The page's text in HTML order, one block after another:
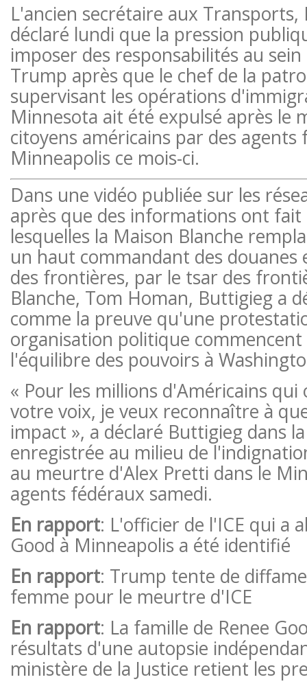
L'ancien secrétaire aux Transports,
déclaré lundi que la pression
imposer des responsabilités au
Trump après que le chef de la
supervisant les opérations
Minnesota ait été expulsé après le
citoyens américains par des agents
Minneapolis ce mois-ci.
Dans une vidéo publiée sur les
après que des informations ont fait
lesquelles la Maison Blanche
un haut commandant des douanes
des frontières, par le tsar des
Blanche, Tom Homan, Buttigieg a
comme la preuve qu'une
organisation politique
l'équilibre des pouvoirs à
« Pour les millions d'Américains
votre voix, je veux reconnaître à
impact », a déclaré Buttigieg dans
enregistrée au milieu de
au meurtre d'Alex Pretti dans le
agents fédéraux samedi.
En rapport: L'officier de l'ICE qui a
Good à Minneapolis a été identifié
En rapport: Trump tente de
femme pour le meurtre d'ICE
En rapport: La famille de Renee
résultats d'une autopsie
ministère de la Justice retient les